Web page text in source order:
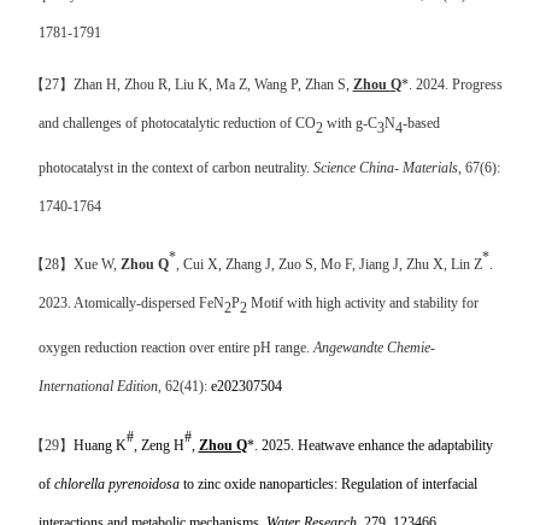
1781-1791
【27】 Zhan H, Zhou R, Liu K, Ma Z, Wang P, Zhan S, Zhou Q*. 2024. Progress
and challenges of photocatalytic reduction of CO2with g-C3N4-based
photocatalyst in the context of carbon neutrality. Science China- Materials, 67(6):
1740-1764
【28】 Xue W, Zhou Q*, Cui X, Zhang J, Zuo S, Mo F, Jiang J, Zhu X, Lin Z*.
2023. Atomically-dispersed FeN2P2Motif with high activity and stability for
oxygen reduction reaction over entire pH range.Angewandte Chemie-
International Edition, 62(41): e202307504
【29】 Huang K# , Zeng H# Zhou Q*. 2025. Heatwave enhance the adaptability
of chlorella pyrenoidosato zinc oxide nanoparticles: Regulation of interfacial